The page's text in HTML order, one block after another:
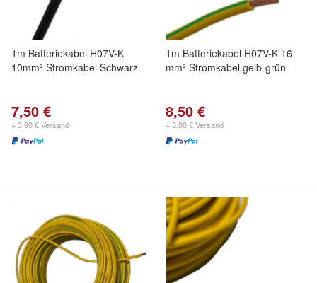
1m Batteriekabel H07V-K
10mm² Stromkabel Schwarz
7,50 €
+ 3,90 € Versand
1m Batteriekabel H07V-K 16
mm² Stromkabel gelb-grün
8,50 €
+ 3,90 € Versand